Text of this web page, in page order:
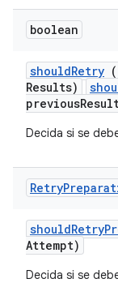
boolean
shouldRetry (
Results)
Decida si se
Retry
shouldRetry
Attempt)
Decida si se